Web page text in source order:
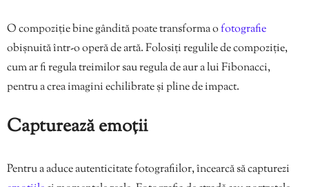
O compoziție bine gândită poate transforma ofotografie
obișnuită într-o operă de artă. Folosiți regulile de compoziție,
cum ar fi regula treimilor sau regula de aur a lui Fibonacci,
pentru a crea imagini echilibrate și pline de impact.
Capturează emoții
Pentru a aduce autenticitate fotografiilor, încearcă să capturezi